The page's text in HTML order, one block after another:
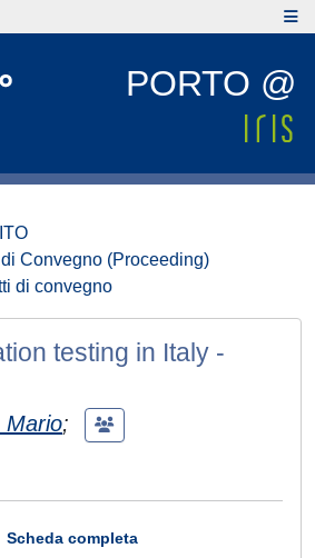
PORTO @
Convegno (Proceeding)
di convegno
testing in Italy -
Mario;
Scheda completa